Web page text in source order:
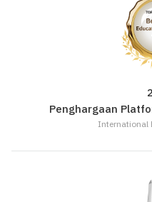
Penghargaan
International